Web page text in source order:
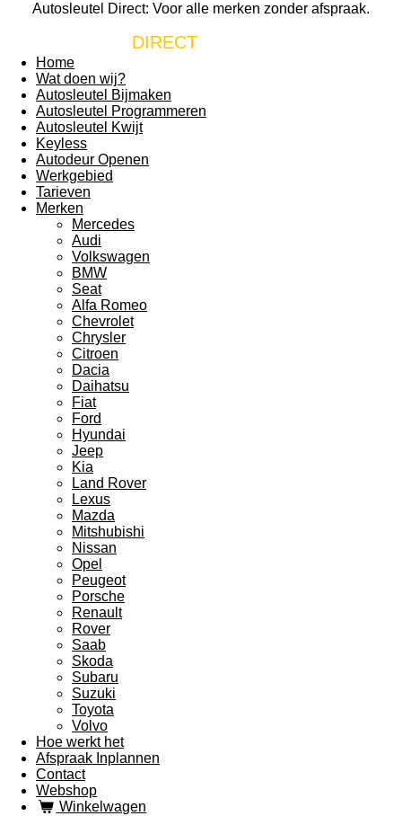
Autosleutel Direct: Voor alle merken zonder afspraak.
DIRECT
Home
Wat doen wij?
Autosleutel Bijmaken
Autosleutel Programmeren
Autosleutel Kwijt
Keyless
Autodeur Openen
Werkgebied
Tarieven
Merken
Mercedes
Audi
Volkswagen
BMW
Seat
Alfa Romeo
Chevrolet
Chrysler
Citroen
Dacia
Daihatsu
Fiat
Ford
Hyundai
Jeep
Kia
Land Rover
Lexus
Mazda
Mitshubishi
Nissan
Opel
Peugeot
Porsche
Renault
Rover
Saab
Skoda
Subaru
Suzuki
Toyota
Volvo
Hoe werkt het
Afspraak Inplannen
Contact
Webshop
Winkelwagen